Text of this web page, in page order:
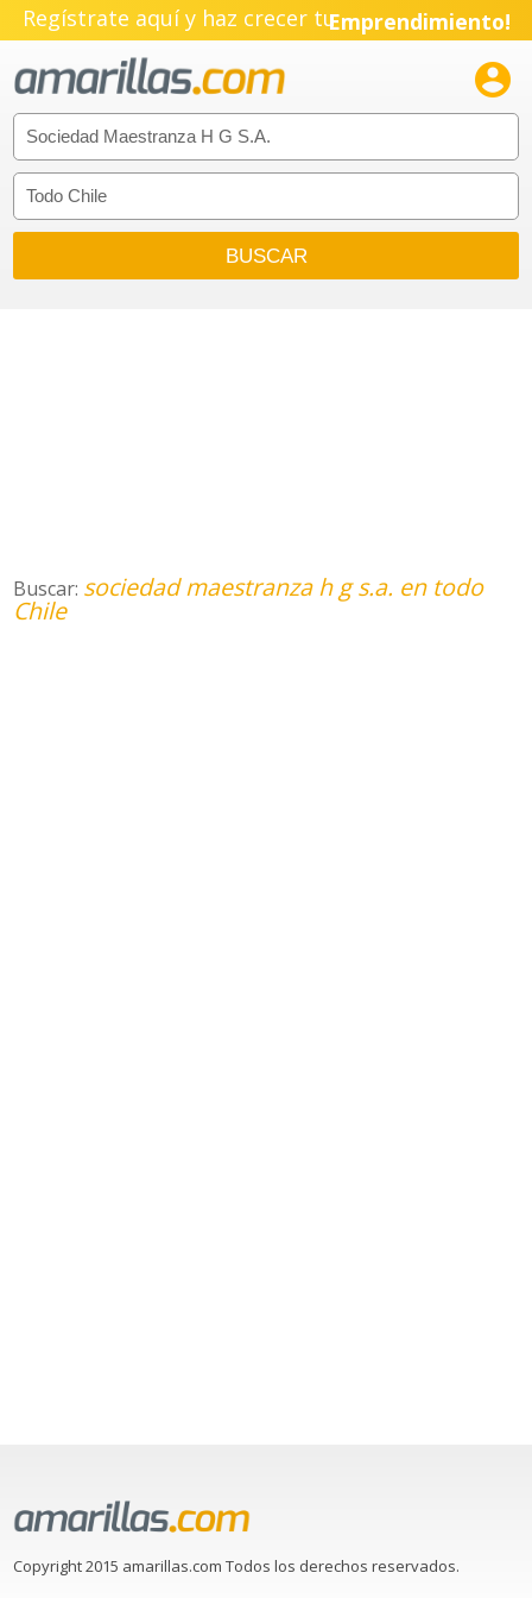
Regístrate aquí y haz crecer tuEmprendimiento!

Buscar: sociedad maestranza h g s.a. en todo
Chile
Copyright 2015 amarillas.com Todos los derechos reservados.